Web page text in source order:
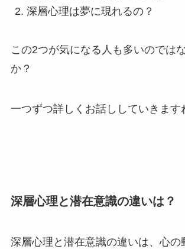
深層心理は夢に現れるの？
この2つが気になる人も多いのでは
か？
一つずつ詳しくお話ししていきます
深層心理と潜在意識の違いは？
深層心理と潜在意識の違いは、心の